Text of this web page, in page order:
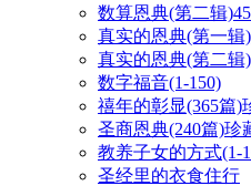
数算恩典(第二辑
真实的恩典(第一辑
真实的恩典(第二辑
数字福音(1-150)
禧年的彰显(365篇)
圣商恩典(240篇)珍
教养子女的方式(1-
圣经里的衣食住行